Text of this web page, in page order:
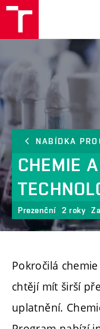
NABÍDKA
CHEMIE A
Prezenční 2 roky
Pokročilá
chtějí mít širší
uplatnění.